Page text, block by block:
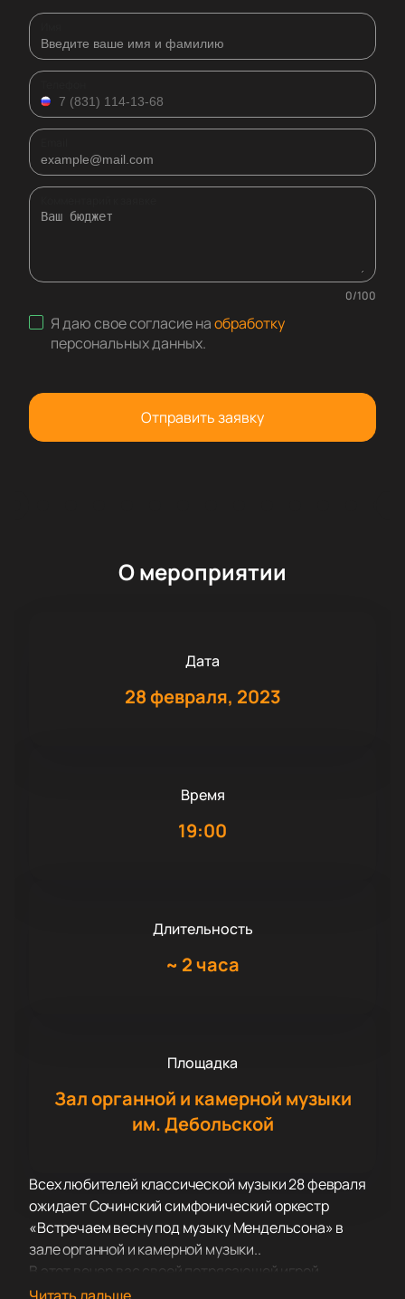
0/100
Я даю свое согласие наобработку
персональных данных.
Отправить заявку
О мероприятии
Дата
28 февраля, 2023
Время
19:00
Длительность
~ 2 часа
Площадка
Зал органной и камерной музыки
им. Дебольской
Всех любителей классической музыки 28 февраля
ожидает Сочинский симфонический оркестр
«Встречаем весну под музыку Мендельсона» в
зале органной и камерной музыки..
В этот вечер вас своей потрясающей игрой
порадует Сочинский симфонический оркестр. В